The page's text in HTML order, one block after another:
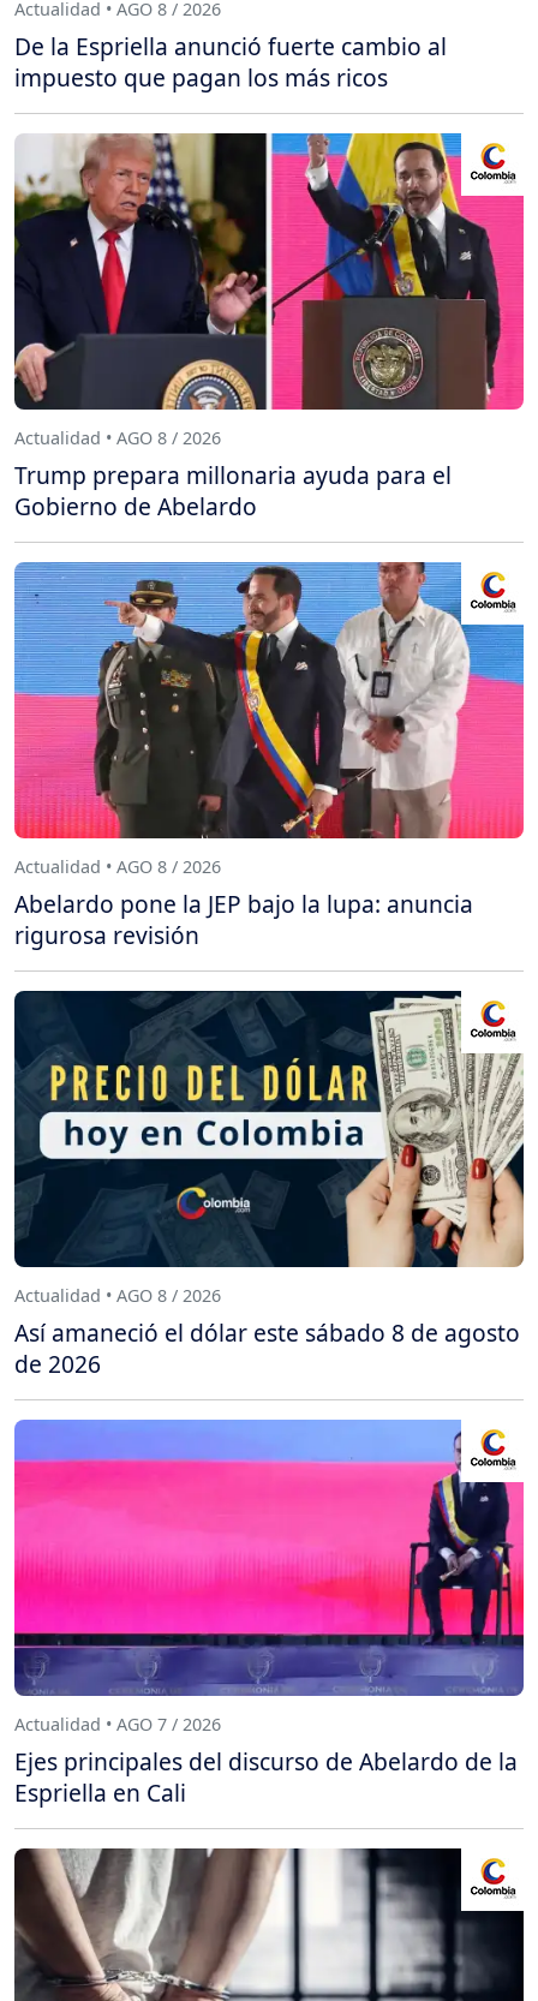
Actualidad • AGO 8 / 2026
De la Espriella anunció fuerte cambio al
impuesto que pagan los más ricos
Actualidad • AGO 8 / 2026
Trump prepara millonaria ayuda para el
Gobierno de Abelardo
Actualidad • AGO 8 / 2026
Abelardo pone la JEP bajo la lupa: anuncia
rigurosa revisión
Actualidad • AGO 8 / 2026
Así amaneció el dólar este sábado 8 de agosto
de 2026
Actualidad • AGO 7 / 2026
Ejes principales del discurso de Abelardo de la
Espriella en Cali